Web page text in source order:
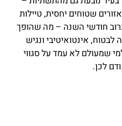
שטוחים יחסית, טיילות
ברוב חודשי השנה – מה שהופך
אינטואיטיבי ונגיש
שמעולם לא עמד על סגווי
לכן.